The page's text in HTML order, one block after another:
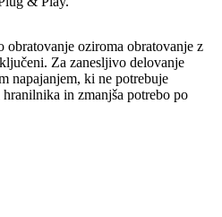
obratovanje oziroma obratovanje z
Za zanesljivo delovanje
napajanjem, ki ne potrebuje
in zmanjša potrebo po